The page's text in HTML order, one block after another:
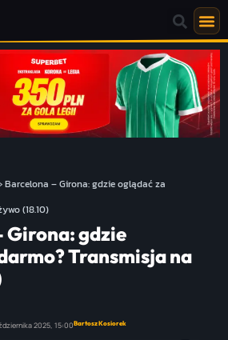
Barcelona – Girona: gdzie oglądać za
(18.10)
Girona: gdzie
Transmisja na
2025, 15:00Bartosz Kosiorek